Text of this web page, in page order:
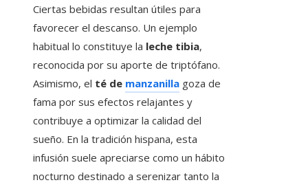
Ciertas bebidas resultan útiles para
favorecer el descanso. Un ejemplo
habitual lo constituye la leche tibia,
reconocida por su aporte de triptófano.
Asimismo, el té de manzanilla goza de
fama por sus efectos relajantes y
contribuye a optimizar la calidad del
sueño. En la tradición hispana, esta
infusión suele apreciarse como un hábito
nocturno destinado a serenizar tanto la